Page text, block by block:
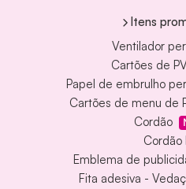
Itens
Ventilador
Cartões de
Papel de embrulho
Cartões de menu de
Cordão
Cordão
Emblema de
Fita adesiva -